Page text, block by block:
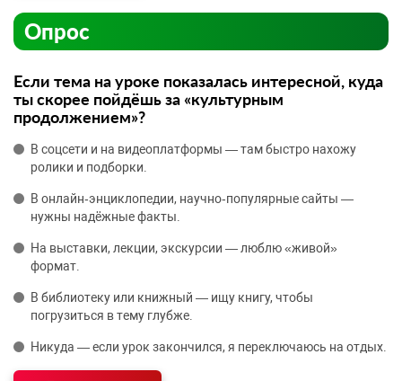
Опрос
Если тема на уроке показалась интересной, куда
ты скорее пойдёшь за «культурным
продолжением»?
В соцсети и на видеоплатформы — там быстро нахожу
ролики и подборки.
В онлайн‑энциклопедии, научно‑популярные сайты —
нужны надёжные факты.
На выставки, лекции, экскурсии — люблю «живой»
формат.
В библиотеку или книжный — ищу книгу, чтобы
погрузиться в тему глубже.
Никуда — если урок закончился, я переключаюсь на отдых.